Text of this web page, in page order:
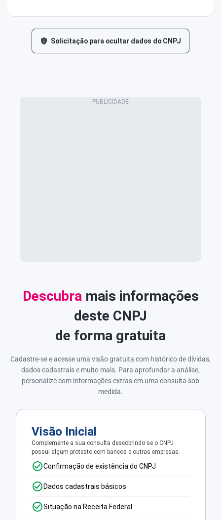
Solicitação para ocultar dados do CNPJ
Descubra mais informações
deste CNPJ
de forma gratuita
Cadastre-se e acesse uma visão gratuita com histórico de dívidas,
dados cadastrais e muito mais. Para aprofundar a análise,
personalize com informações extras em uma consulta sob
medida.
Visão Inicial
Complemente a sua consulta descobrindo se o CNPJ
possui algum protesto com bancos e outras empresas.
Confirmação de existência do CNPJ
Dados cadastrais básicos
Situação na Receita Federal